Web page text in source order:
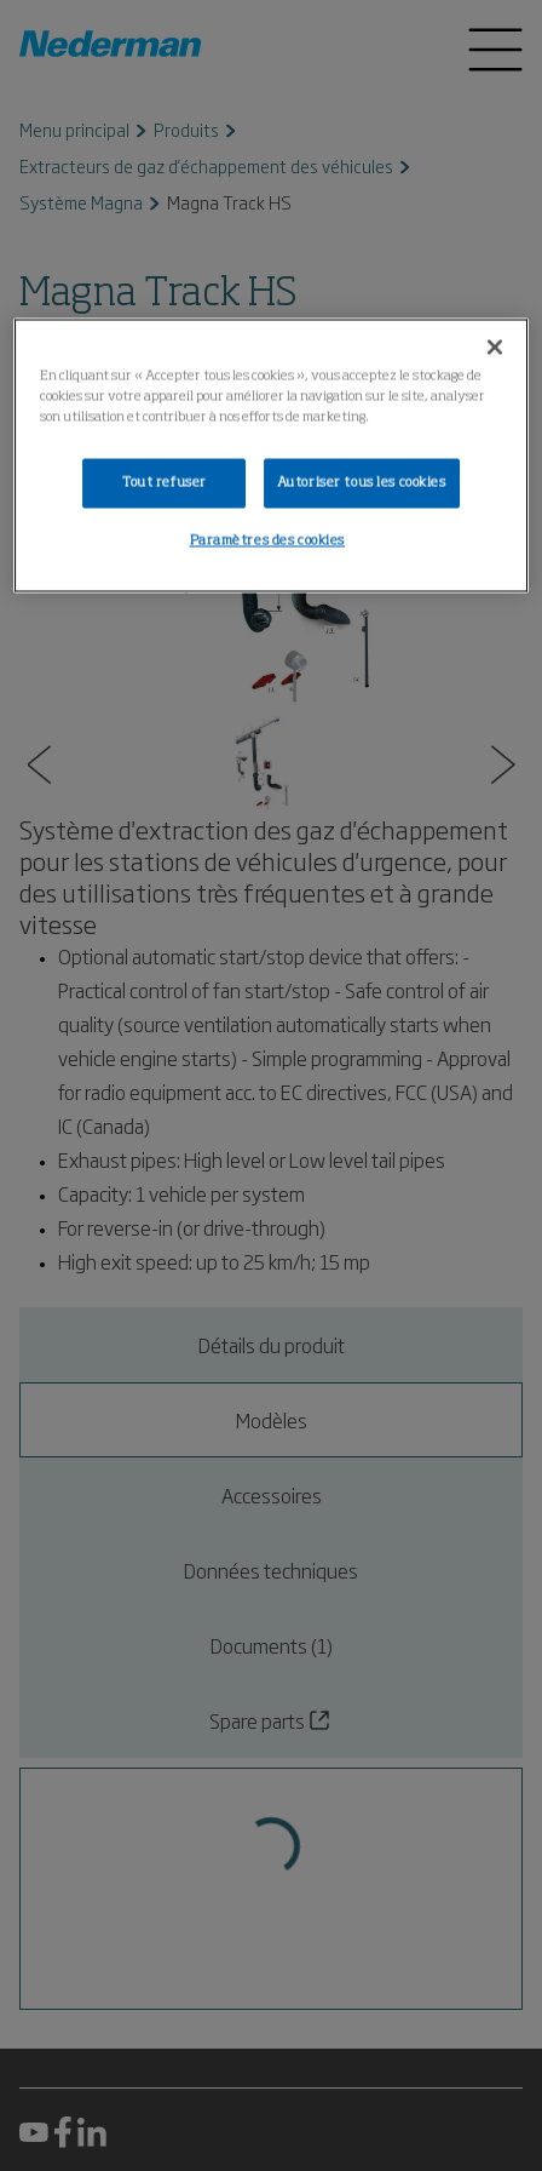
Menu principal
Produits
Extracteurs de gaz d'échappement des véhicules
Système Magna
Magna Track HS
Magna Track HS
Système d'extraction des gaz d'échappement
pour les stations de véhicules d'urgence, pour
des utillisations très fréquentes et à grande
vitesse
Optional automatic start/stop device that offers: -
Practical control of fan start/stop - Safe control of air
quality (source ventilation automatically starts when
vehicle engine starts) - Simple programming - Approval
for radio equipment acc. to EC directives, FCC (USA) and
IC (Canada)
Exhaust pipes: High level or Low level tail pipes
Capacity: 1 vehicle per system
For reverse-in (or drive-through)
High exit speed: up to 25 km/h; 15 mp
Détails du produit
Modèles
Accessoires
Données techniques
Documents (1)
Spare parts
En cliquant sur « Accepter tous les cookies », vous acceptez le stockage de
cookies sur votre appareil pour améliorer la navigation sur le site, analyser
son utilisation et contribuer à nos efforts de marketing.
Tout refuser Autoriser tous les cookies
Paramètres des cookies